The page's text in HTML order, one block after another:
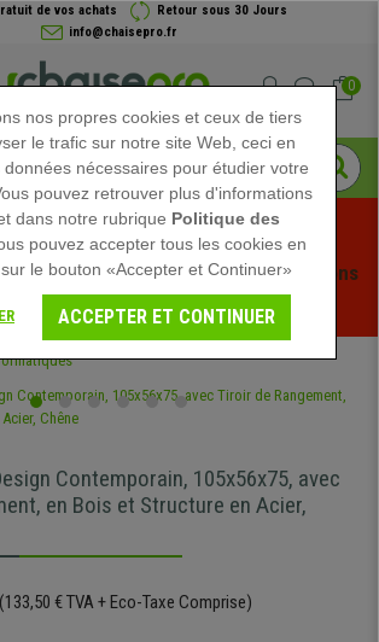
de vos achats
Retour sous 30 Jours
info@chaisepro.fr
0
d'été chez Chaisepro ! Des réductions
pour une durée limitée - Voir l'offre
Contemporain, 105x56x75, avec
en Bois et Structure en Acier,
(133,50 € TVA + Eco-Taxe Comprise)
nos propres cookies et ceux de tiers
le trafic sur notre site Web, ceci en
données nécessaires pour étudier votre
pouvez retrouver plus d'informations
dans notre rubrique Politique des
pouvez accepter tous les cookies en
le bouton «Accepter et Continuer»
ACCEPTER ET CONTINUER